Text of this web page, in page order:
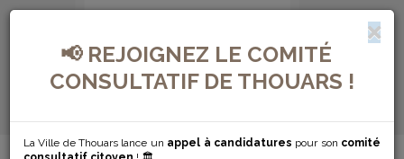
📢 REJOIGNEZ LE COMITÉ
CONSULTATIF DE THOUARS !
La Ville de Thouars lance un appel à candidatures pour son comité
MENU DE NAVIGATION...